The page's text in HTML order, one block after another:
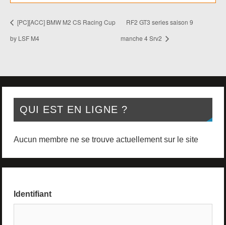
[PC][ACC] BMW M2 CS Racing Cup
by LSF M4
RF2 GT3 series saison 9
manche 4 Srv2
QUI EST EN LIGNE ?
Aucun membre ne se trouve actuellement sur le site
Identifiant